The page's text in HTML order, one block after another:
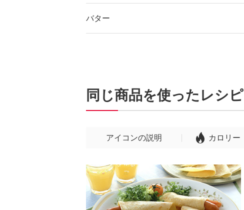
バター
同じ商品を使ったレシピ
アイコンの説明 カロリー